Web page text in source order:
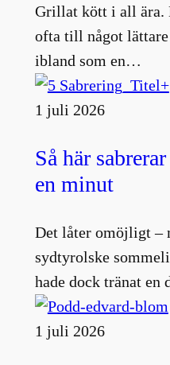
Grillat kött i all ära.
ofta till något
ibland som en…
1 juli 2026
Så här
en minut
Det låter omöjligt –
sydtyrolske
hade dock tränat en
1 juli 2026